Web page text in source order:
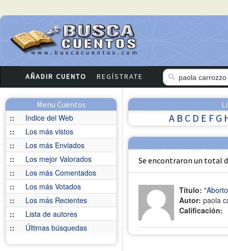
AÑADIR CUENTO REGÍSTRATE
Menu Cuentos
::
Indice del Web
::
Los más vistos
::
Los más Enviados
::
Los mejor Valorados
::
Los más Comentados
::
Los más Votados
::
Los más Recientes
::
Lista de autores
::
Últimas búsquedas
A B C D E F G
Se encontraron un total
Título:
Autor: paola
Calificación: